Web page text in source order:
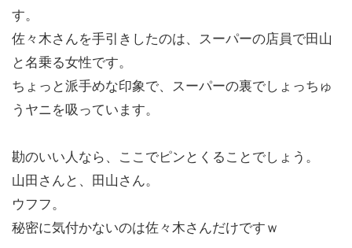
す。
佐々木さんを手引きしたのは、スーパーの店員で田山
と名乗る女性です。
ちょっと派手めな印象で、スーパーの裏でしょっちゅ
うヤニを吸っています。
勘のいい人なら、ここでピンとくることでしょう。
山田さんと、田山さん。
ウフフ。
秘密に気付かないのは佐々木さんだけですｗ